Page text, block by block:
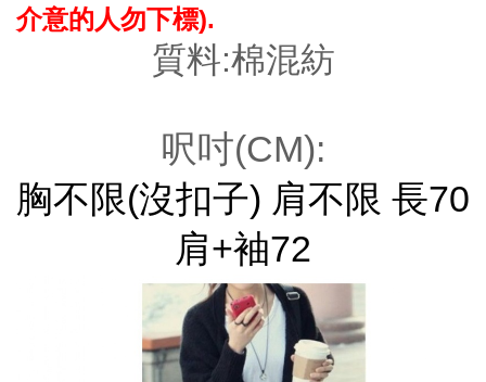
介意的人勿下標).
質料:棉混紡
呎吋(CM):
胸不限(沒扣子) 肩不限 長70
肩+袖72